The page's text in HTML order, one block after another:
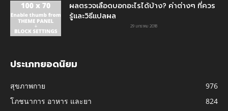
ผลตรวจเลือดบอกอะไรได้บ้าง? ค่าต่างๆ ที่ควร
รู้และวิธีแปลผล
29 มกราคม 2018
ประเภทยอดนิยม
สุขภาพกาย
976
โภชนาการ อาหาร และยา
824